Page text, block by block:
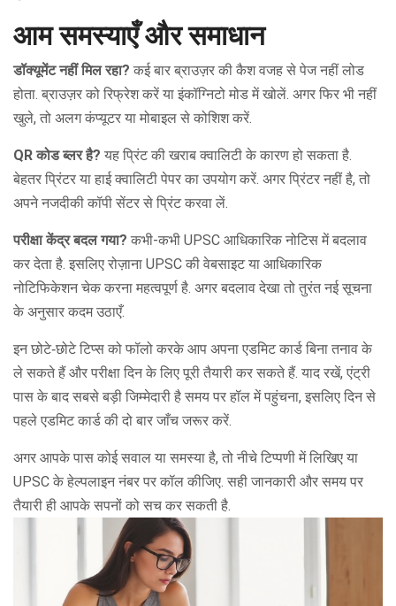
आम समस्याएँ और समाधान
डॉक्यूमेंट नहीं मिल रहा? कई बार ब्राउज़र की कैश वजह से पेज नहीं लोड
होता. ब्राउज़र को रिफ्रेश करें या इंकॉग्निटो मोड में खोलें. अगर फिर भी नहीं
खुले, तो अलग कंप्यूटर या मोबाइल से कोशिश करें.
QR कोड ब्लर है? यह प्रिंट की खराब क्वालिटी के कारण हो सकता है.
बेहतर प्रिंटर या हाई क्वालिटी पेपर का उपयोग करें. अगर प्रिंटर नहीं है, तो
अपने नजदीकी कॉपी सेंटर से प्रिंट करवा लें.
परीक्षा केंद्र बदल गया? कभी-कभी UPSC आधिकारिक नोटिस में बदलाव
कर देता है. इसलिए रोज़ाना UPSC की वेबसाइट या आधिकारिक
नोटिफिकेशन चेक करना महत्वपूर्ण है. अगर बदलाव देखा तो तुरंत नई सूचना
के अनुसार कदम उठाएँ.
इन छोटे‑छोटे टिप्स को फॉलो करके आप अपना एडमिट कार्ड बिना तनाव के
ले सकते हैं और परीक्षा दिन के लिए पूरी तैयारी कर सकते हैं. याद रखें, एंट्री
पास के बाद सबसे बड़ी जिम्मेदारी है समय पर हॉल में पहुंचना, इसलिए दिन से
पहले एडमिट कार्ड की दो बार जाँच जरूर करें.
अगर आपके पास कोई सवाल या समस्या है, तो नीचे टिप्पणी में लिखिए या
UPSC के हेल्पलाइन नंबर पर कॉल कीजिए. सही जानकारी और समय पर
तैयारी ही आपके सपनों को सच कर सकती है.